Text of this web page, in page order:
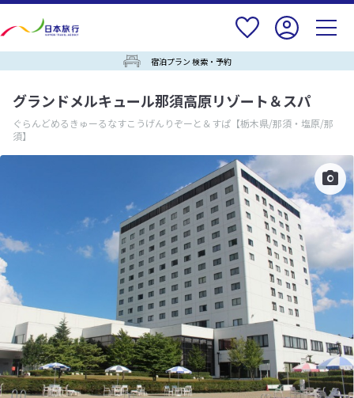
宿泊プラン 検索・予約
グランドメルキュール那須高原リゾート＆スパ
ぐらんどめるきゅーるなすこうげんりぞーと＆すぱ 【栃木県/那須・塩原/那
須】